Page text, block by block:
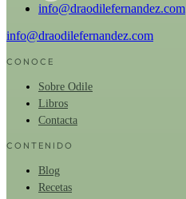
info@draodilefernandez.com
info@draodilefernandez.com
CONOCE
Sobre Odile
Libros
Contacta
CONTENIDO
Blog
Recetas